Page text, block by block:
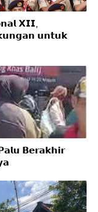
𝗫𝗜𝗜,
𝘂𝗻𝘁𝘂𝗸
𝗕𝗲𝗿𝗮𝗸𝗵𝗶𝗿